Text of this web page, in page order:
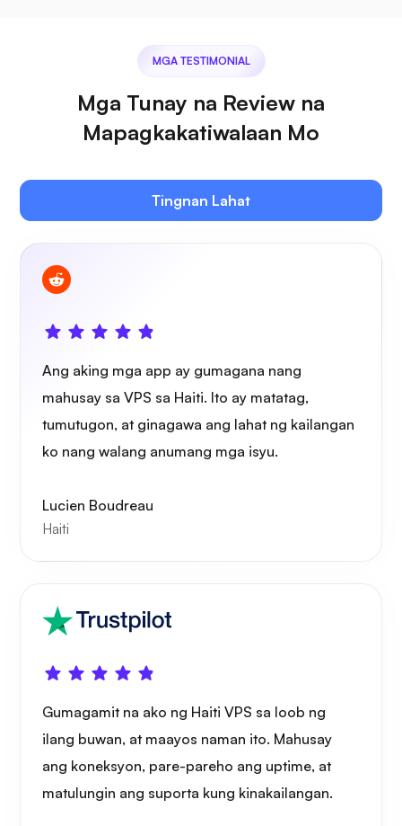
Owncast
Wireguard
Xray
Playtube
MGA TESTIMONIAL
Mga Tunay na Review na
Mapagkakatiwalaan Mo
Tingnan Lahat
Ang aking mga app ay gumagana nang
mahusay sa VPS sa Haiti. Ito ay matatag,
tumutugon, at ginagawa ang lahat ng kailangan
ko nang walang anumang mga isyu.
Lucien Boudreau
Haiti
Gumagamit na ako ng Haiti VPS sa loob ng
ilang buwan, at maayos naman ito. Mahusay
ang koneksyon, pare-pareho ang uptime, at
matulungin ang suporta kung kinakailangan.